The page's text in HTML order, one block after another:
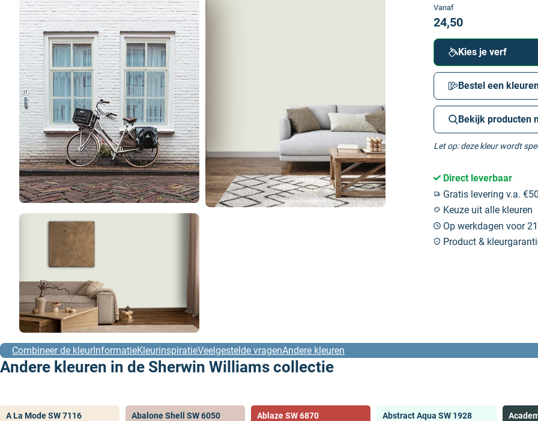
Vanaf
24,50
Kies je verf
Bestel een
Bekijk producten
Let op: deze kleur wordt
Direct leverbaar
Gratis levering v.a.
Keuze uit alle kleuren
Op werkdagen voor
Product &
Combineer de kleurInformatieKleurinspiratieVeelgestelde vragenAndere kleuren
Andere kleuren in de Sherwin Williams collectie
A La Mode SW 7116
Abalone Shell SW 6050
Ablaze SW 6870
Abstract Aqua SW 1928